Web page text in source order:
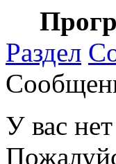
Раздел
У вас